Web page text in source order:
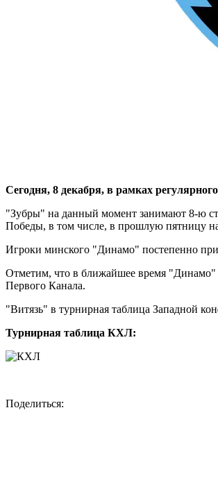
Сегодня, 8 декабря, в рамках
"Зубры" на данный момент занимают 8-ю
Победы, в том числе, в прошлую пятницу
Игроки минского "Динамо" постепенно
Отметим, что в ближайшее время "Динамо"
Первого Канала.
"Витязь" в турнирная таблица Западной
Турнирная таблица КХЛ:
Поделиться: